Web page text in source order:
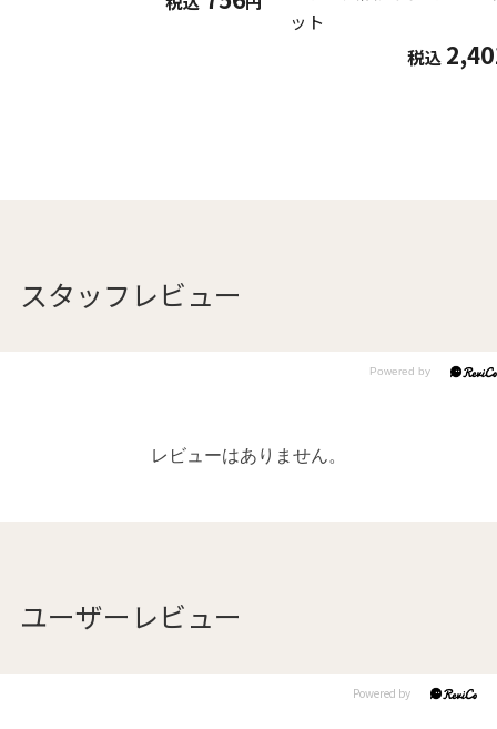
ット
税込
スタッフレビュー
レビューはありません。
ユーザーレビュー